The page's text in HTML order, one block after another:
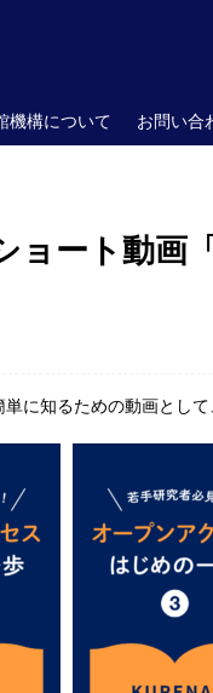
機構について お問い合
ョート動
に知るための動画として